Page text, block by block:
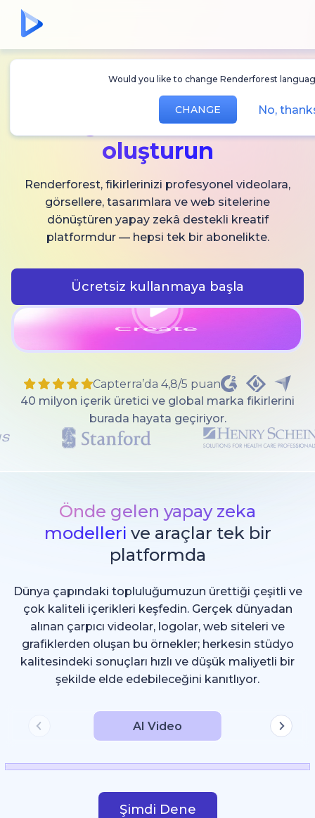
Would you like to change Renderforest
CHANGE No,
AI video,
görsel ve ses
oluşturun
Renderforest, fikirlerinizi profesyonel videolara,
görsellere, tasarımlara ve web sitelerine
dönüştüren yapay zekâ destekli kreatif
platformdur — hepsi tek bir abonelikte.
Ücretsiz kullanmaya başla
Capterra’da 4,8/5 puan
40 milyon içerik üretici ve global marka fikirlerini
burada hayata geçiriyor.
Önde gelen yapay zeka
modelleri ve araçlar tek bir
platformda
Dünya çapındaki topluluğumuzun ürettiği çeşitli ve
çok kaliteli içerikleri keşfedin. Gerçek dünyadan
alınan çarpıcı videolar, logolar, web siteleri ve
grafiklerden oluşan bu örnekler; herkesin stüdyo
kalitesindeki sonuçları hızlı ve düşük maliyetli bir
şekilde elde edebileceğini kanıtlıyor.
AI Video
Şimdi Dene